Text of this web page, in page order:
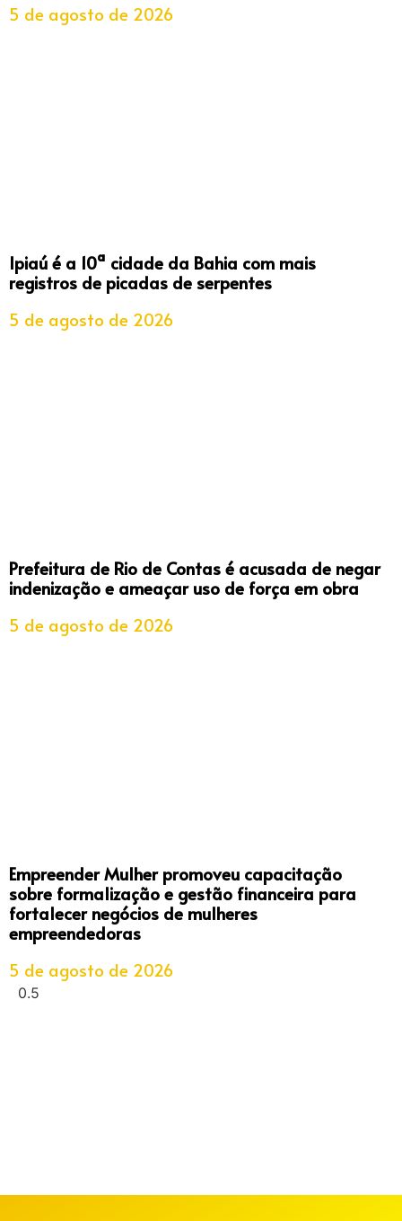
5 de agosto de 2026
Ipiaú é a 10ª cidade da Bahia com mais
registros de picadas de serpentes
5 de agosto de 2026
Prefeitura de Rio de Contas é acusada de negar
indenização e ameaçar uso de força em obra
5 de agosto de 2026
Empreender Mulher promoveu capacitação
sobre formalização e gestão financeira para
fortalecer negócios de mulheres
empreendedoras
5 de agosto de 2026